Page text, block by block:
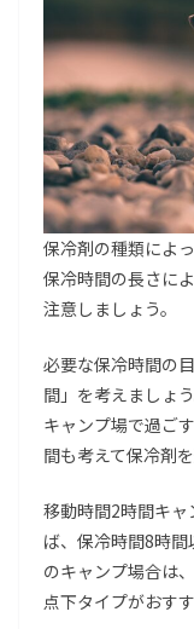
保冷剤の種類によ
保冷時間の長さに
注意しましょう。
必要な保冷時間の
間」を考えましょう
キャンプ場で過ご
間も考えて保冷剤
移動時間2時間キ
ば、保冷時間8時
のキャンプ場合は
点下タイプがおすす